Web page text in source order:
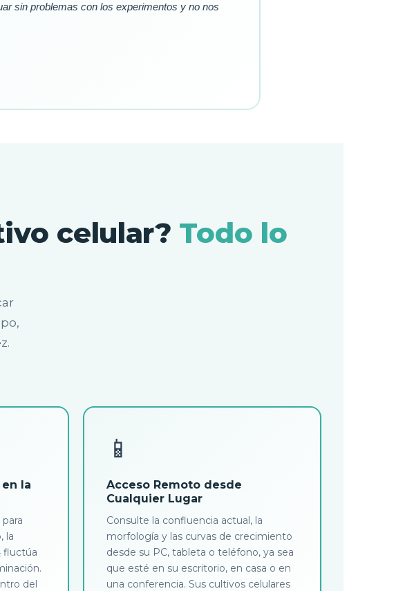
sin problemas con los experimentos y no nos
celular? Todo lo
la
la
fluctúa
del
📱
Acceso Remoto desde
Cualquier Lugar
Consulte la confluencia actual, la
morfología y las curvas de crecimiento
desde su PC, tableta o teléfono, ya sea
que esté en su escritorio, en casa o en
una conferencia. Sus cultivos celulares